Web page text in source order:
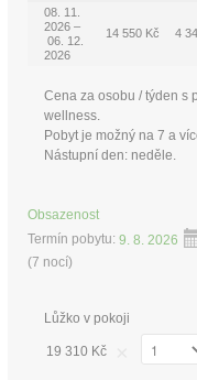
08. 11.
2026 –
06. 12.
2026
14 550 Kč 4
Cena za osobu / týden s
wellness.
Pobyt je možný na 7 a
Nástupní den: neděle.
Obsazenost
Termín pobytu: 9. 8. 2026
(7 nocí)
Lůžko v pokoji
19 310 Kč